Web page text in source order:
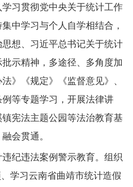
习贯彻党中央关于统计工作
中学习与个人自学相结合，
想、习近平总书记关于统计
示精神，多途径、多角度加
》《规定》《监督意见》、
等专题学习，开展法律讲
宪法主题公园等法治教育基
会贯通。
违法案例警示教育。 组织
学习云南省曲靖市统计造假